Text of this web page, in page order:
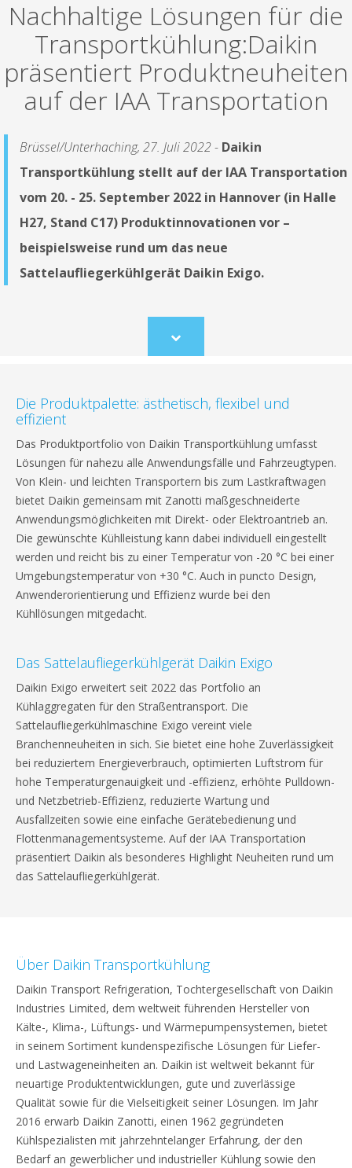
Nachhaltige Lösungen für die
Transportkühlung:Daikin
präsentiert Produktneuheiten
auf der IAA Transportation
Brüssel/Unterhaching, 27. Juli 2022 - Daikin
Transportkühlung stellt auf der IAA Transportation
vom 20. - 25. September 2022 in Hannover (in Halle
H27, Stand C17) Produktinnovationen vor –
beispielsweise rund um das neue
Sattelaufliegerkühlgerät Daikin Exigo.
Scroll
to
Die Produktpalette: ästhetisch, flexibel und
effizient
Das Produktportfolio von Daikin Transportkühlung umfasst
Lösungen für nahezu alle Anwendungsfälle und Fahrzeugtypen.
Von Klein- und leichten Transportern bis zum Lastkraftwagen
bietet Daikin gemeinsam mit Zanotti maßgeschneiderte
Anwendungsmöglichkeiten mit Direkt- oder Elektroantrieb an.
Die gewünschte Kühlleistung kann dabei individuell eingestellt
werden und reicht bis zu einer Temperatur von -20 °C bei einer
Umgebungstemperatur von +30 °C. Auch in puncto Design,
Anwenderorientierung und Effizienz wurde bei den
Kühllösungen mitgedacht.
Das Sattelaufliegerkühlgerät Daikin Exigo
Daikin Exigo erweitert seit 2022 das Portfolio an
Kühlaggregaten für den Straßentransport. Die
Sattelaufliegerkühlmaschine Exigo vereint viele
Branchenneuheiten in sich. Sie bietet eine hohe Zuverlässigkeit
bei reduziertem Energieverbrauch, optimierten Luftstrom für
hohe Temperaturgenauigkeit und -effizienz, erhöhte Pulldown-
und Netzbetrieb-Effizienz, reduzierte Wartung und
Ausfallzeiten sowie eine einfache Gerätebedienung und
Flottenmanagementsysteme. Auf der IAA Transportation
präsentiert Daikin als besonderes Highlight Neuheiten rund um
das Sattelaufliegerkühlgerät.
Über Daikin Transportkühlung
Daikin Transport Refrigeration, Tochtergesellschaft von Daikin
Industries Limited, dem weltweit führenden Hersteller von
Kälte-, Klima-, Lüftungs- und Wärmepumpensystemen, bietet
in seinem Sortiment kundenspezifische Lösungen für Liefer-
und Lastwageneinheiten an. Daikin ist weltweit bekannt für
neuartige Produktentwicklungen, gute und zuverlässige
Qualität sowie für die Vielseitigkeit seiner Lösungen. Im Jahr
2016 erwarb Daikin Zanotti, einen 1962 gegründeten
Kühlspezialisten mit jahrzehntelanger Erfahrung, der den
Bedarf an gewerblicher und industrieller Kühlung sowie den